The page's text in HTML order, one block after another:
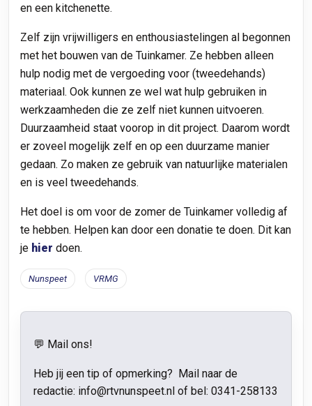
en een kitchenette.
Zelf zijn vrijwilligers en enthousiastelingen al begonnen
met het bouwen van de Tuinkamer. Ze hebben alleen
hulp nodig met de vergoeding voor (tweedehands)
materiaal. Ook kunnen ze wel wat hulp gebruiken in
werkzaamheden die ze zelf niet kunnen uitvoeren.
Duurzaamheid staat voorop in dit project. Daarom wordt
er zoveel mogelijk zelf en op een duurzame manier
gedaan. Zo maken ze gebruik van natuurlijke materialen
en is veel tweedehands.
Het doel is om voor de zomer de Tuinkamer volledig af
te hebben. Helpen kan door een donatie te doen. Dit kan
je hier doen.
Nunspeet VRMG
💬 Mail ons!
Heb jij een tip of opmerking? Mail naar de
redactie: info@rtvnunspeet.nl of bel: 0341-258133